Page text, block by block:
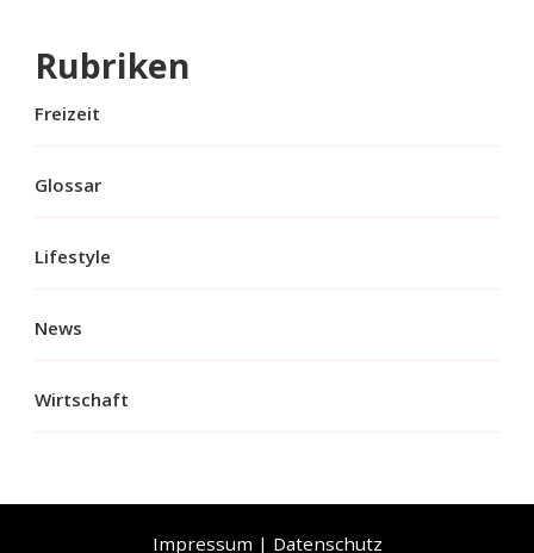
Rubriken
Freizeit
Glossar
Lifestyle
News
Wirtschaft
Impressum | Datenschutz